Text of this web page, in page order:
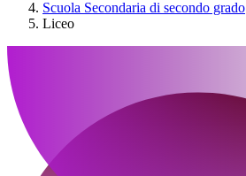
Scuola Secondaria di secondo grado
Liceo